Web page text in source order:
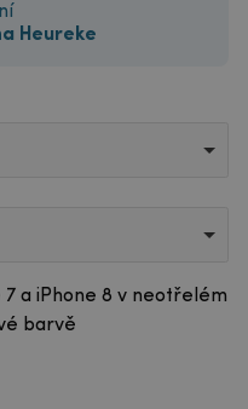
Heureke
7 a iPhone 8 v neotřelém
barvě